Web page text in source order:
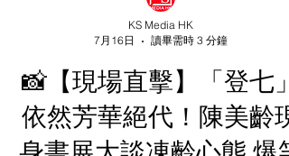
KS Media HK
7月16日
讀畢需時 3 分鐘